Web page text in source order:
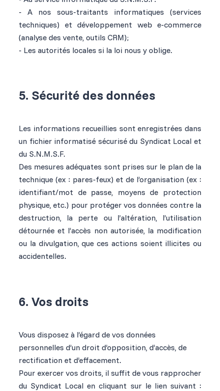
- A nos sous-traitants informatiques (services
techniques) et développement web e-commerce
(analyse des vente, outils CRM);
- Les autorités locales si la loi nous y oblige.
5. Sécurité des données
Les informations recueillies sont enregistrées dans
un fichier informatisé sécurisé du Syndicat Local et
du S.N.M.S.F.
Des mesures adéquates sont prises sur le plan de la
technique (ex : pares-feux) et de l’organisation (ex :
identifiant/mot de passe, moyens de protection
physique, etc.) pour protéger vos données contre la
destruction, la perte ou l’altération, l’utilisation
détournée et l’accès non autorisée, la modification
ou la divulgation, que ces actions soient illicites ou
accidentelles.
6. Vos droits
Vous disposez à l’égard de vos données
personnelles d’un droit d’opposition, d’accès, de
rectification et d’effacement.
Pour exercer vos droits, il suffit de vous rapprocher
du Syndicat Local en cliquant sur le lien suivant :